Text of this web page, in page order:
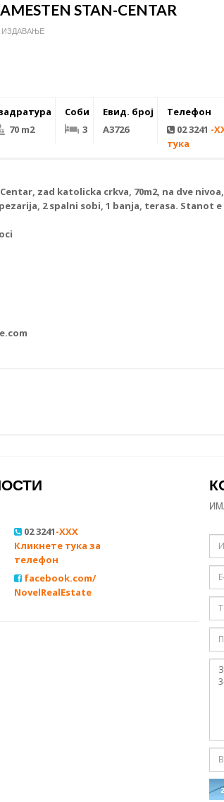
STAN-CENTAR
ИЗДАВАЊЕ
70 m2
Соби
3
Евид. број
А3726
Телефон
02 3241 -
тука
zad katolicka crkva, 70m2, na dve
2 spalni sobi, 1 banja, terasa. Stanot
02 3241-XXX
Кликнете тука за
телефон
facebook.com/
NovelRealEstate